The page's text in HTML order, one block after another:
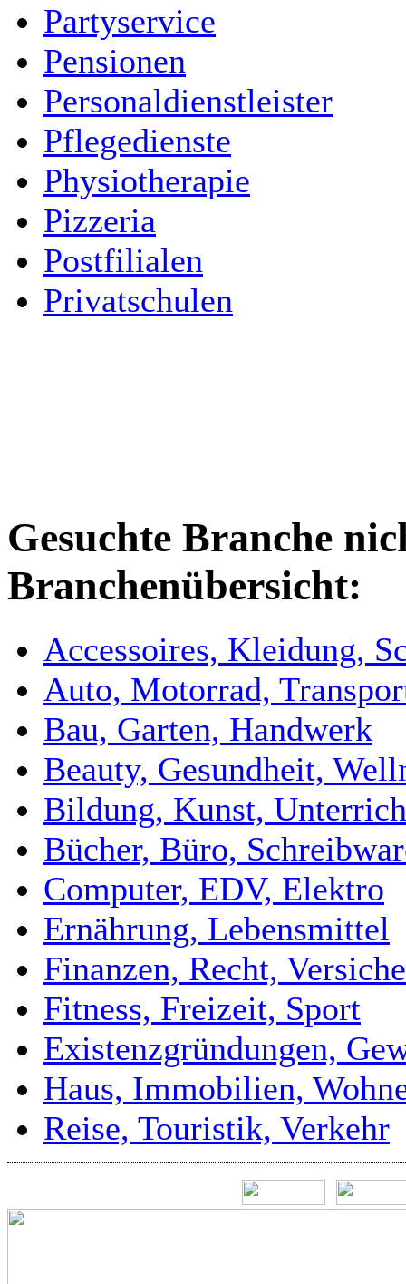
Partyservice
Pensionen
Personaldienstleister
Pflegedienste
Physiotherapie
Pizzeria
Postfilialen
Privatschulen
Gesuchte Branche
Branchenübersicht:
Accessoires, Kleidung,
Auto, Motorrad,
Bau, Garten, Handwerk
Beauty, Gesundheit,
Bildung, Kunst,
Bücher, Büro,
Computer, EDV, Elektro
Ernährung, Lebensmittel
Finanzen, Recht,
Fitness, Freizeit, Sport
Existenzgründungen,
Haus, Immobilien,
Reise, Touristik, Verkehr